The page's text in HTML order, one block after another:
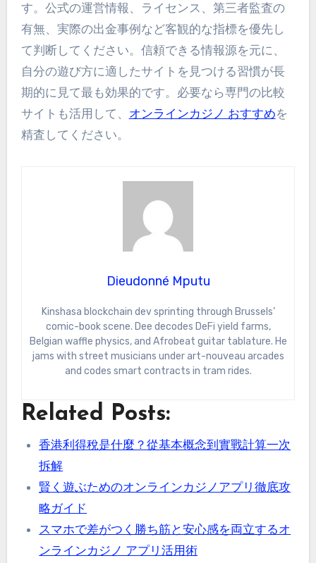
す。公式の運営情報、ライセンス、第三者監査の
有無、実際の出金事例など客観的な指標を優先し
て判断してください。信頼できる情報源を元に、
自分の遊び方に適したサイトを見つける習慣が長
期的に見て最も効果的です。必要なら専門の比較
サイトも活用して、 オンラインカジノ おすすめを
精査してください。
Dieudonné Mputu
Kinshasa blockchain dev sprinting through Brussels’
comic-book scene. Dee decodes DeFi yield farms,
Belgian waffle physics, and Afrobeat guitar tablature. He
jams with street musicians under art-nouveau arcades
and codes smart contracts in tram rides.
Related Posts:
香港利得稅是什麼？從基本概念到實戰計算一次
拆解
賢く遊ぶためのオンラインカジノアプリ徹底攻
略ガイド
スマホで差がつく勝ち筋と安心感を両立するオ
ンラインカジノ アプリ活用術